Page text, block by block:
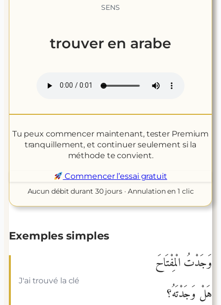
SENS
trouveren arabe
Tu peux commencer maintenant, tester Premium
tranquillement, et continuer seulement si la
méthode te convient.
Commencer l’essai gratuit
Aucun débit durant 30 jours · Annulation en 1 clic
Exemples simples
وَجَدْتُ الْمِفْتَاحَ
J'ai trouvé la clé
هَلْ وَجَدْتَهُ؟